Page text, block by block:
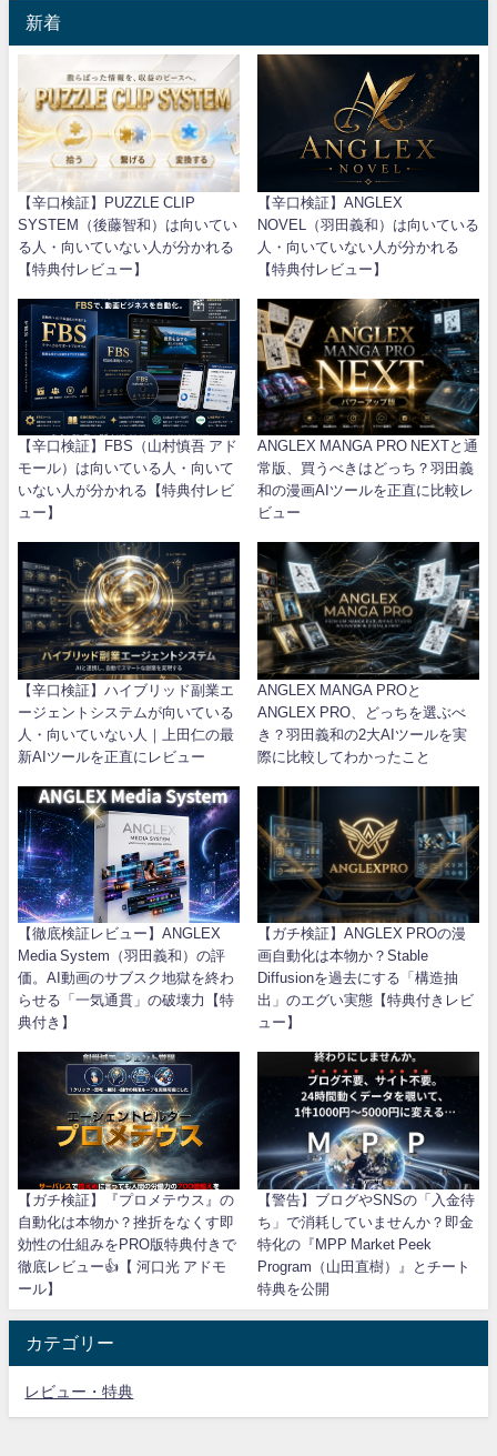
新着
【辛口検証】PUZZLE CLIP
SYSTEM（後藤智和）は向いてい
る人・向いていない人が分かれる
【特典付レビュー】
【辛口検証】ANGLEX
NOVEL（羽田義和）は向いている
人・向いていない人が分かれる
【特典付レビュー】
【辛口検証】FBS（山村慎吾 アド
モール）は向いている人・向いて
いない人が分かれる【特典付レビ
ュー】
ANGLEX MANGA PRO NEXTと通
常版、買うべきはどっち？羽田義
和の漫画AIツールを正直に比較レ
ビュー
【辛口検証】ハイブリッド副業エ
ージェントシステムが向いている
人・向いていない人｜上田仁の最
新AIツールを正直にレビュー
ANGLEX MANGA PROと
ANGLEX PRO、どっちを選ぶべ
き？羽田義和の2大AIツールを実
際に比較してわかったこと
【徹底検証レビュー】ANGLEX
Media System（羽田義和）の評
価。AI動画のサブスク地獄を終わ
らせる「一気通貫」の破壊力【特
典付き】
【ガチ検証】ANGLEX PROの漫
画自動化は本物か？Stable
Diffusionを過去にする「構造抽
出」のエグい実態【特典付きレビ
ュー】
【ガチ検証】『プロメテウス』の
自動化は本物か？挫折をなくす即
効性の仕組みをPRO版特典付きで
徹底レビュー👍【 河口光 アドモ
ール】
【警告】ブログやSNSの「入金待
ち」で消耗していませんか？即金
特化の『MPP Market Peek
Program（山田直樹）』とチート
特典を公開
カテゴリー
レビュー・特典